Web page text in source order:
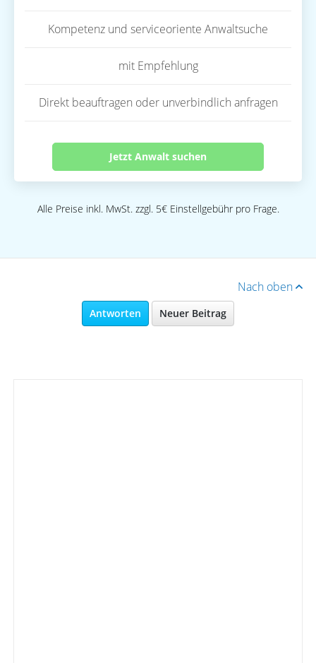
Kompetenz und serviceoriente Anwaltsuche
mit Empfehlung
Direkt beauftragen oder unverbindlich anfragen
Jetzt Anwalt suchen
Alle Preise inkl. MwSt. zzgl. 5€ Einstellgebühr pro Frage.
Nach oben
Antworten Neuer Beitrag